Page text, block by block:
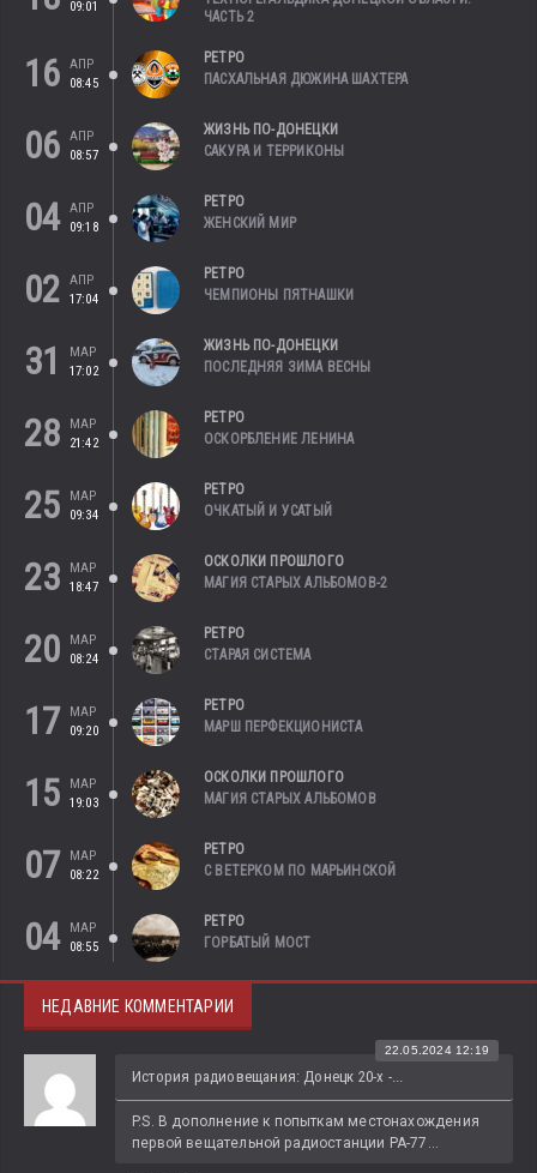
09:01
ЧАСТЬ 2
16
АПР
08:45
РЕТРО
ПАСХАЛЬНАЯ ДЮЖИНА ШАХТЕРА
06
АПР
08:57
ЖИЗНЬ ПО-ДОНЕЦКИ
САКУРА И ТЕРРИКОНЫ
04 АПР
09:18
РЕТРО
ЖЕНСКИЙ МИР
02
АПР
17:04
РЕТРО
ЧЕМПИОНЫ ПЯТНАШКИ
31
МАР
17:02
ЖИЗНЬ ПО-ДОНЕЦКИ
ПОСЛЕДНЯЯ ЗИМА ВЕСНЫ
28
МАР
21:42
РЕТРО
ОСКОРБЛЕНИЕ ЛЕНИНА
25
МАР
09:34
РЕТРО
ОЧКАТЫЙ И УСАТЫЙ
23
МАР
18:47
ОСКОЛКИ ПРОШЛОГО
МАГИЯ СТАРЫХ АЛЬБОМОВ-2
20
МАР
08:24
РЕТРО
СТАРАЯ СИСТЕМА
17
МАР
09:20
РЕТРО
МАРШ ПЕРФЕКЦИОНИСТА
15
МАР
19:03
ОСКОЛКИ ПРОШЛОГО
МАГИЯ СТАРЫХ АЛЬБОМОВ
07
МАР
08:22
РЕТРО
С ВЕТЕРКОМ ПО МАРЬИНСКОЙ
04
МАР
08:55
РЕТРО
ГОРБАТЫЙ МОСТ
НЕДАВНИЕ КОММЕНТАРИИ
История радиовещания: Донецк 20-х -...
22.05.2024 12:19
P.S. В дополнение к попыткам местонахождения
первой вещательной радиостанции РА-77...